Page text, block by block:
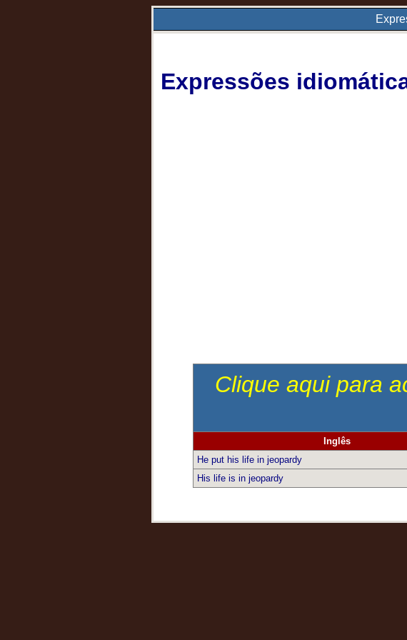
Expressões
Clique aqui para
Inglês
He put his life in jeopardy
His life is in jeopardy